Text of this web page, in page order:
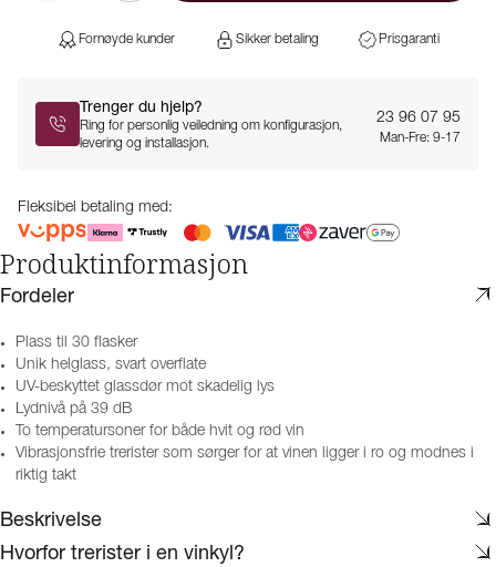
Fornøyde kunder Sikker betaling Prisgaranti
Trenger du hjelp?
Ring for personlig veiledning om konfigurasjon,
levering og installasjon.
23 96 07 95
Man-Fre: 9-17
Fleksibel betaling med:
Produktinformasjon
Fordeler
Plass til 30 flasker
Unik helglass, svart overflate
UV-beskyttet glassdør mot skadelig lys
Lydnivå på 39 dB
To temperatursoner for både hvit og rød vin
Vibrasjonsfrie trerister som sørger for at vinen ligger i ro og modnes i
riktig takt
Beskrivelse
Hvorfor trerister i en vinkyl?